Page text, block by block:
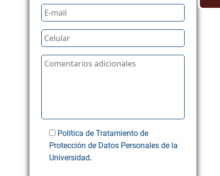
Política de Tratamiento de
Protección de Datos Personales de la
Universidad.